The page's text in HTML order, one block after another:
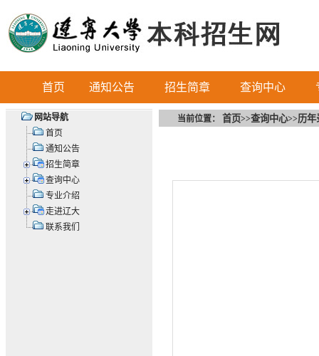
首页 通知公告 招生简章 查询中心
网站导航
首页
通知公告
招生简章
查询中心
专业介绍
走进辽大
联系我们
当前位置： 首页>>查询中心>>历年